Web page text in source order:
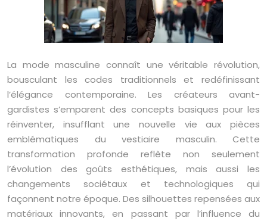
La mode masculine connaît une véritable révolution,
bousculant les codes traditionnels et redéfinissant
l’élégance contemporaine. Les créateurs avant-
gardistes s’emparent des concepts basiques pour les
réinventer, insufflant une nouvelle vie aux pièces
emblématiques du vestiaire masculin. Cette
transformation profonde reflète non seulement
l’évolution des goûts esthétiques, mais aussi les
changements sociétaux et technologiques qui
façonnent notre époque. Des silhouettes repensées aux
matériaux innovants, en passant par l’influence du